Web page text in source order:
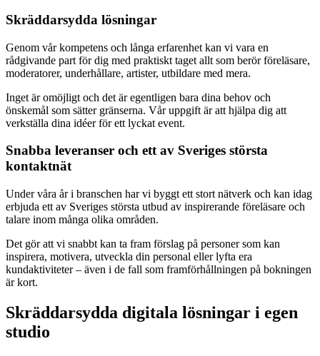
Skräddarsydda lösningar
Genom vår kompetens och långa erfarenhet kan vi vara en
rådgivande part för dig med praktiskt taget allt som berör föreläsare,
moderatorer, underhållare, artister, utbildare med mera.
Inget är omöjligt och det är egentligen bara dina behov och
önskemål som sätter gränserna. Vår uppgift är att hjälpa dig att
verkställa dina idéer för ett lyckat event.
Snabba leveranser och ett av Sveriges största
kontaktnät
Under våra år i branschen har vi byggt ett stort nätverk och kan idag
erbjuda ett av Sveriges största utbud av inspirerande föreläsare och
talare inom många olika områden.
Det gör att vi snabbt kan ta fram förslag på personer som kan
inspirera, motivera, utveckla din personal eller lyfta era
kundaktiviteter – även i de fall som framförhållningen på bokningen
är kort.
Skräddarsydda digitala lösningar i egen
studio